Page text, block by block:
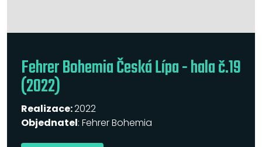
Fehrer Bohemia Česká Lípa - hala č.19
(2022)
Realizace:2022
Objednatel: Fehrer Bohemia